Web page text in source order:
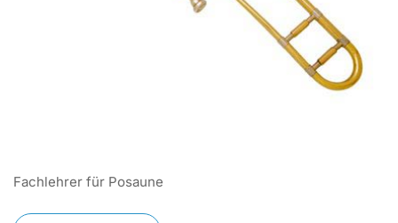
Fachlehrer für Posaune